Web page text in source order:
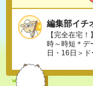
編集部イチ
【完全在宅
時～時短＊デ
日・16日＞